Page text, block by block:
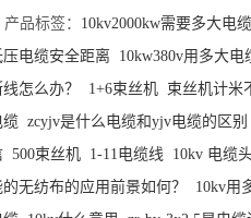
产品标签： 10kv2000kw需要多大电缆
压电缆安全距离
10kw380v用多大电
怎么办？
1+6束丝机 束丝机计米
缆 zcyjv是什么电缆和yjv电缆的区别
500束丝机 1-11电缆线 10kv 电缆
的无纺布的应用前景如何？
10kv用